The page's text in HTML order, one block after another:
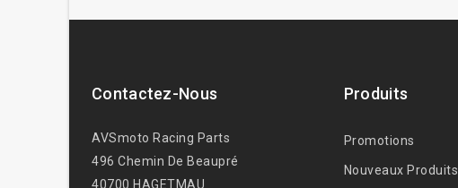
Contactez-Nous
AVSmoto Racing Parts
496 Chemin De Beaupré
40700 HAGETMAU
Produits
Promotions
Nouveaux Produits